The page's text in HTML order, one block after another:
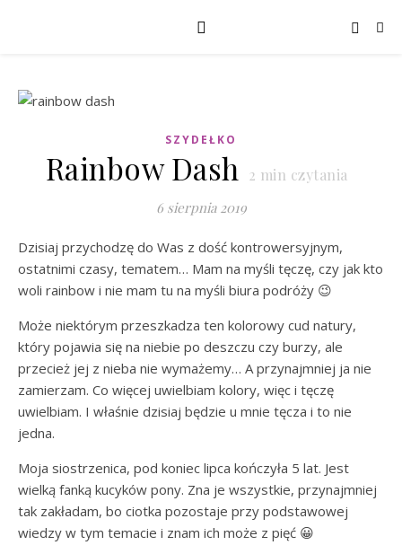
SZYDEŁKO
Rainbow Dash 2 min czytania
6 sierpnia 2019
Dzisiaj przychodzę do Was z dość kontrowersyjnym,
ostatnimi czasy, tematem… Mam na myśli tęczę, czy jak kto
woli rainbow i nie mam tu na myśli biura podróży 😉
Może niektórym przeszkadza ten kolorowy cud natury,
który pojawia się na niebie po deszczu czy burzy, ale
przecież jej z nieba nie wymażemy… A przynajmniej ja nie
zamierzam. Co więcej uwielbiam kolory, więc i tęczę
uwielbiam. I właśnie dzisiaj będzie u mnie tęcza i to nie
jedna.
Moja siostrzenica, pod koniec lipca kończyła 5 lat. Jest
wielką fanką kucyków pony. Zna je wszystkie, przynajmniej
tak zakładam, bo ciotka pozostaje przy podstawowej
wiedzy w tym temacie i znam ich może z pięć 😀